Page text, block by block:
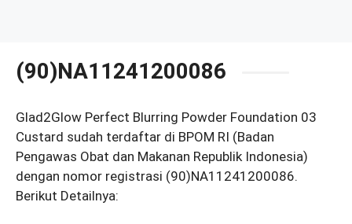
(90)NA11241200086
Glad2Glow Perfect Blurring Powder Foundation 03
Custard sudah terdaftar di BPOM RI (Badan
Pengawas Obat dan Makanan Republik Indonesia)
dengan nomor registrasi (90)NA11241200086.
Berikut Detailnya: